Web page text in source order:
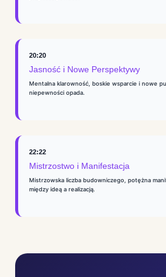
20:20
Jasność i Nowe Perspektywy
Mentalna klarowność, boskie wsparcie i nowe
niepewności opada.
22:22
Mistrzostwo i Manifestacja
Mistrzowska liczba budowniczego, potężna
między ideą a realizacją.